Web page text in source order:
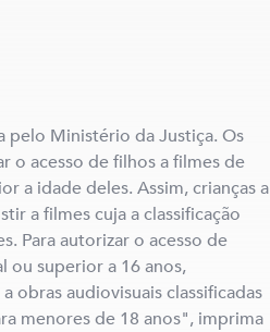
pelo Ministério da Justiça. Os
o acesso de filhos a filmes de
a idade deles. Assim, crianças a
a filmes cuja a classificação
Para autorizar o acesso de
ou superior a 16 anos,
obras audiovisuais classificadas
menores de 18 anos", imprima